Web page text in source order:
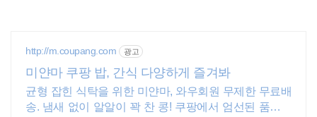
http://m.coupang.com 광고
미얀마 쿠팡 밥, 간식 다양하게 즐겨봐
균형 잡힌 식탁을 위한 미얀마, 와우회원 무제한 무료배
송. 냄새 없이 알알이 꽉 찬 콩! 쿠팡에서 엄선된 품질을